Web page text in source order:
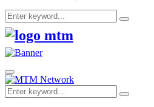
Search
for:
Search
Facebook
Twitter
Youtube
Primary
Menu
Search
for:
Search